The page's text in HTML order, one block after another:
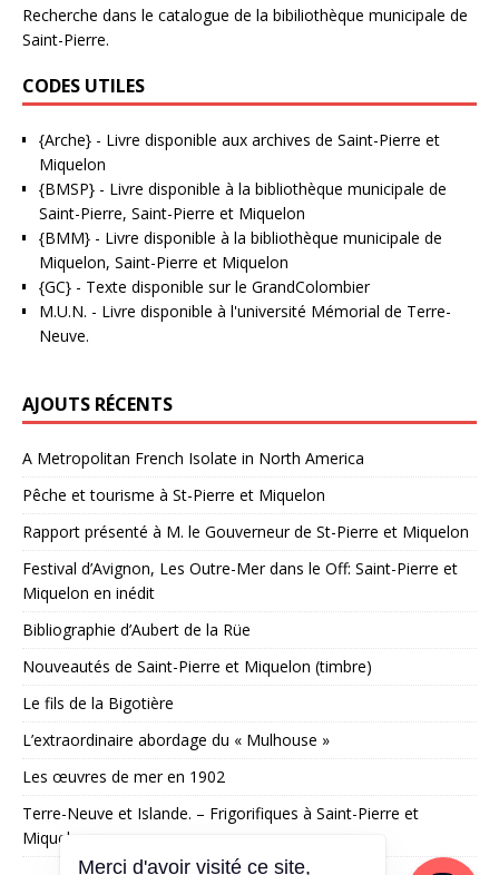
Recherche dans le catalogue de la bibiliothèque municipale de
Saint-Pierre.
CODES UTILES
{Arche} - Livre disponible aux archives de Saint-Pierre et
Miquelon
{BMSP} - Livre disponible à la bibliothèque municipale de
Saint-Pierre, Saint-Pierre et Miquelon
{BMM} - Livre disponible à la bibliothèque municipale de
Miquelon, Saint-Pierre et Miquelon
{GC} - Texte disponible sur le GrandColombier
M.U.N. - Livre disponible à l'université Mémorial de Terre-
Neuve.
AJOUTS RÉCENTS
A Metropolitan French Isolate in North America
Pêche et tourisme à St-Pierre et Miquelon
Rapport présenté à M. le Gouverneur de St-Pierre et Miquelon
Festival d’Avignon, Les Outre-Mer dans le Off: Saint-Pierre et
Miquelon en inédit
Bibliographie d’Aubert de la Rüe
Nouveautés de Saint-Pierre et Miquelon (timbre)
Le fils de la Bigotière
L’extraordinaire abordage du « Mulhouse »
Les œuvres de mer en 1902
Terre-Neuve et Islande. – Frigorifiques à Saint-Pierre et
Miquelon
Merci d'avoir visité ce site,